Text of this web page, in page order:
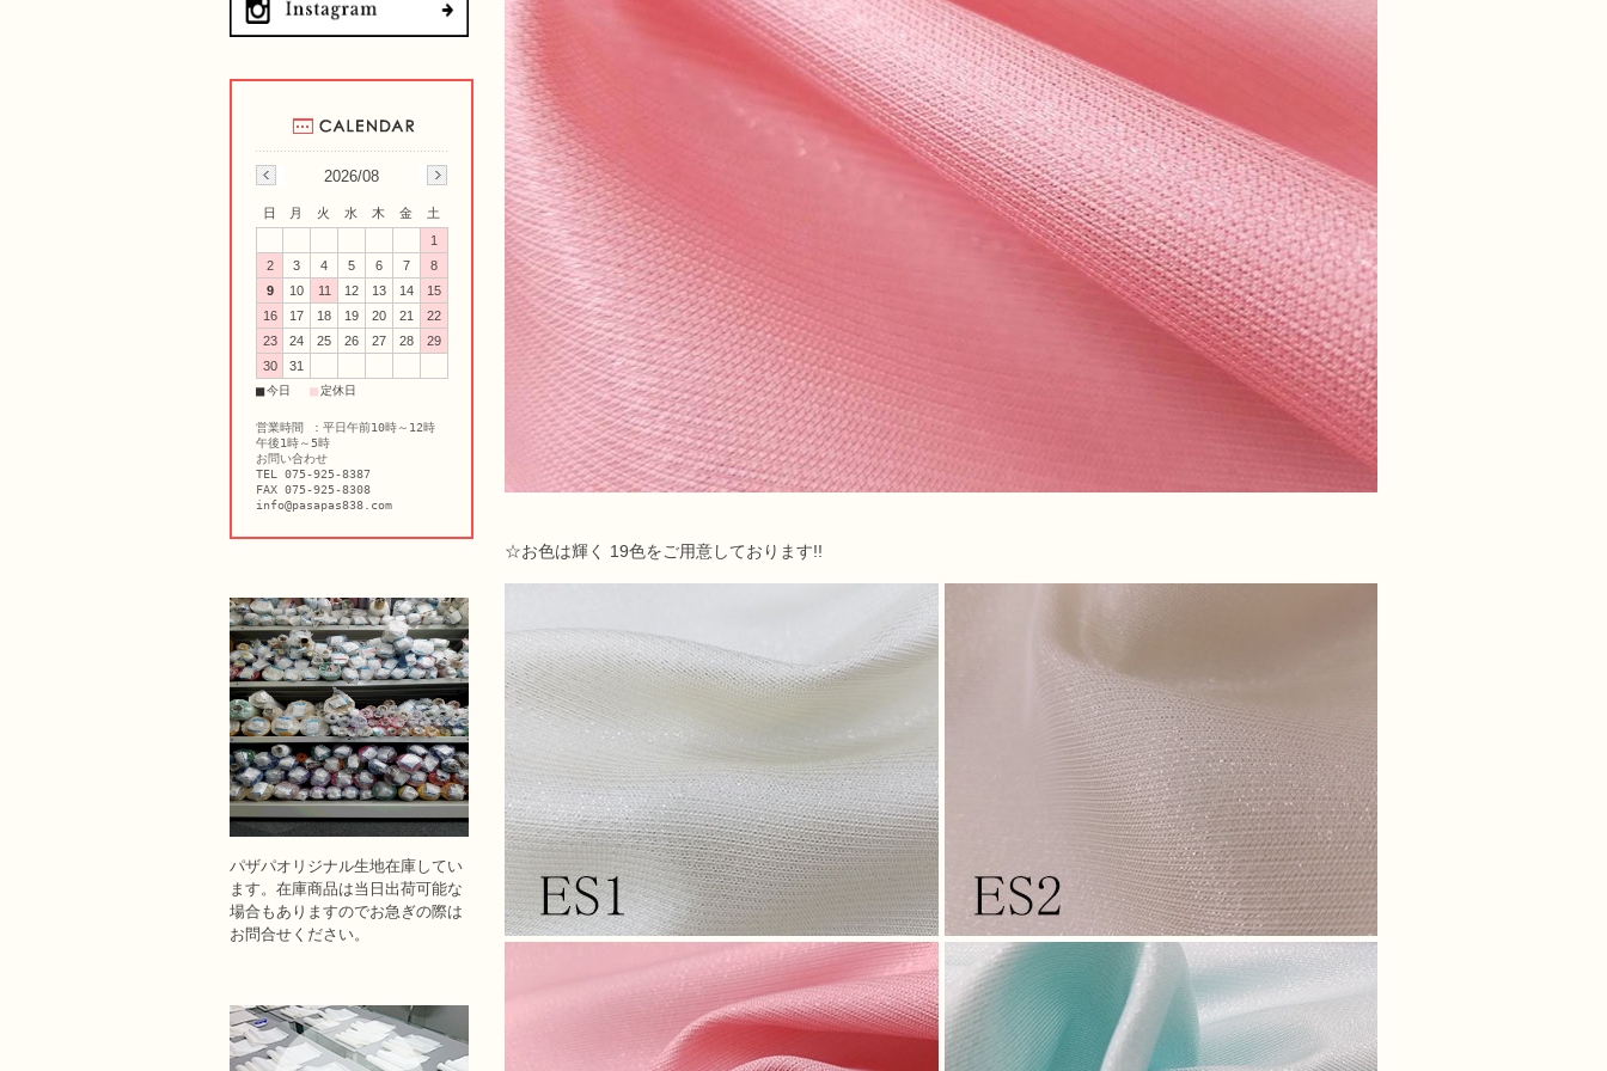
☆お色は輝く 19色をご用意しております!!
2026/08
日 月 火 水 木 金
土
1
2
3 4 5 6 7
8
9
10 11 12 13 14
15
16
17 18 19 20 21
22
23
24 25 26 27 28
29
30
31
■今日 ■定休日
営業時間 ：平日午前10時～12時
午後1時～5時
お問い合わせ
TEL 075-925-8387
FAX 075-925-8308
info@pasapas838.com
パザパオリジナル生地在庫してい
ます。在庫商品は当日出荷可能な
場合もありますのでお急ぎの際は
お問合せください。